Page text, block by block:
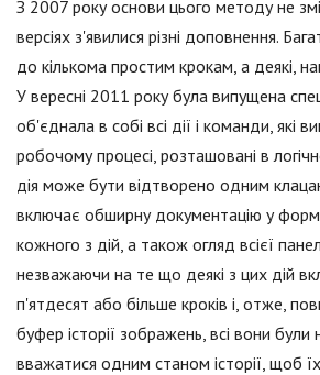
З 2007 року основи цього методу не
версіях з'явилися різні доповнення.
до кількома простим крокам, а деякі,
У вересні 2011 року була випущена
об'єднала в собі всі дії і команди, які
робочому процесі, розташовані в
дія може бути відтворено одним
включає обширну документацію у
кожного з дій, а також огляд всієї
незважаючи на те що деякі з цих дій
п'ятдесят або більше кроків і, отже,
буфер історії зображень, всі вони були
вважатися одним станом історії, щоб